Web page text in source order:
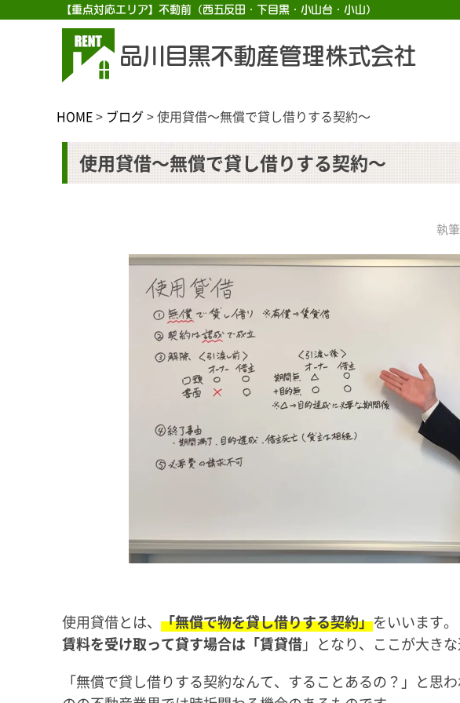
【重点対応エリア】不動前（西五反田・下目黒・小山台・小山）
品川目黒不動産管理株式会社
HOME> ブログ>使用貸借～無償で貸し借りする契約～
使用貸借～無償で貸し借りする契約～
執
使用貸借とは、 「無償で物を貸し借りする契約」をいいます。
賃料を受け取って貸す場合は「賃貸借」となり、ここが大きな
「無償で貸し借りする契約なんて、することあるの？」と思